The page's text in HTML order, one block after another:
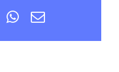
WhatsApp
Correo